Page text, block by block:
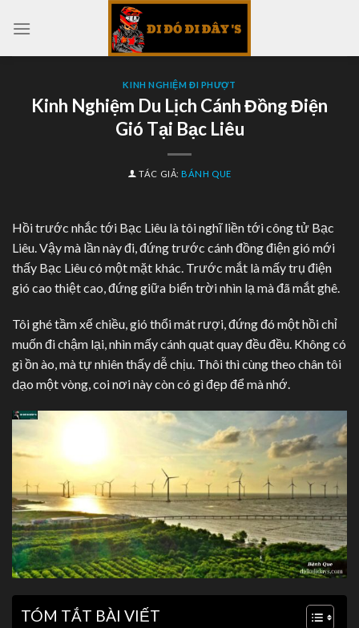
KINH NGHIỆM ĐI PHƯỢT
Kinh Nghiệm Du Lịch Cánh Đồng Điện
Gió Tại Bạc Liêu
TÁC GIẢ:BÁNH QUE
Hồi trước nhắc tới Bạc Liêu là tôi nghĩ liền tới công tử Bạc
Liêu. Vậy mà lần này đi, đứng trước cánh đồng điện gió mới
thấy Bạc Liêu có một mặt khác. Trước mắt là mấy trụ điện
gió cao thiệt cao, đứng giữa biển trời nhìn lạ mà đã mắt ghê.
Tôi ghé tầm xế chiều, gió thổi mát rượi, đứng đó một hồi chỉ
muốn đi chậm lại, nhìn mấy cánh quạt quay đều đều. Không có
gì ồn ào, mà tự nhiên thấy dễ chịu. Thôi thì cùng theo chân tôi
dạo một vòng, coi nơi này còn có gì đẹp để mà nhớ.
TÓM TẮT BÀI VIẾT